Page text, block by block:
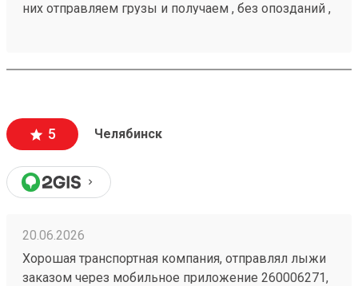
них отправляем грузы и получаем , без опозданий ,
5 Челябинск
20.06.2026
Хорошая транспортная компания, отправлял лыжи
заказом через мобильное приложение 260006271,